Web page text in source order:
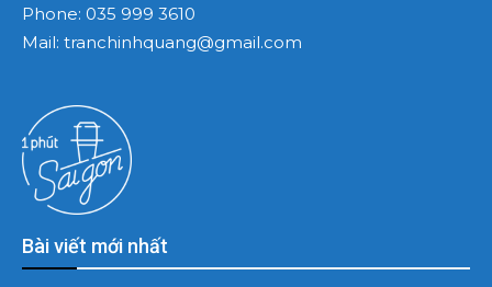
Bài viết mới nhất
Phone: 035 999 3610
Mail: tranchinhquang@gmail.com